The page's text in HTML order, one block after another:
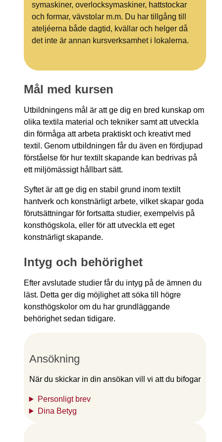
symaskiner, overlocksymaskiner, hattstockar
och formar, vävstolar m.m. Du har tillgång till
ateljéerna både dagtid, kvällar och helger då
det inte är annan kursverksamhet i lokalerna.
Mål med kursen
Utbildningens mål är att ge dig en bred kunskap om
olika textila material och tekniker samt att utveckla
din förmåga att arbeta praktiskt och kreativt med
textil. Genom utbildningen får du även en fördjupad
förståelse för hur textilt skapande kan bedrivas på
ett miljömässigt hållbart sätt.
Syftet är att ge dig en stabil grund inom textilt
hantverk och konstnärligt arbete, vilket skapar goda
förutsättningar för fortsatta studier, exempelvis på
konsthögskola, eller för att utveckla ett eget
konstnärligt skapande.
Intyg och behörighet
Efter avslutade studier får du intyg på de ämnen du
läst. Detta ger dig möjlighet att söka till högre
konsthögskolor om du har grundläggande
behörighet sedan tidigare.
Ansökning
När du skickar in din ansökan vill vi att du bifogar
Personligt brev
Dina Betyg